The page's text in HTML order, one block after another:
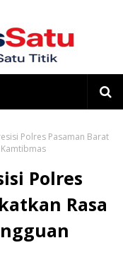
Polres Pasaman Barat
Polres
Rasa